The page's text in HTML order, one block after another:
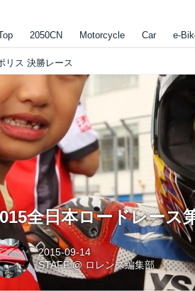
2050CN Motorcycle Car e-
リス 決勝レース
全日本ロードレース
2015-09-14
STAFF@ロレンス編集部